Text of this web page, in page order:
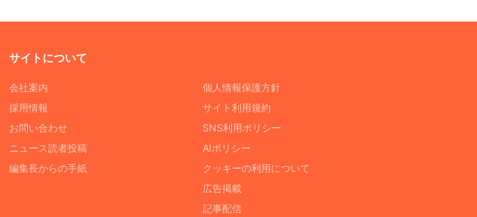
サイトについて
会社案内
採用情報
お問い合わせ
ニュース読者投稿
編集長からの手紙
個人情報保護方針
サイト利用規約
SNS利用ポリシー
AIポリシー
クッキーの利用について
広告掲載
記事配信